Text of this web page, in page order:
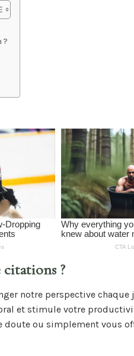
?
citations ?
notre perspective
et stimule votre
ou simplement vous